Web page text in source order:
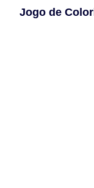
Jogo de